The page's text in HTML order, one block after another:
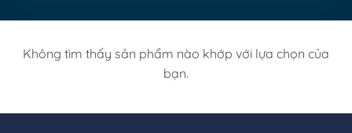
Không tìm thấy sản phẩm nào khớp với lựa chọn của
bạn.